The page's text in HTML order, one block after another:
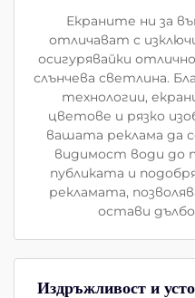
Екраните ни за
отличават с
осигурявайки
слънчева светлина.
технологии,
цветове и рязко
вашата реклама да
видимост води до
публиката и
рекламата,
остави
Издръжливост и